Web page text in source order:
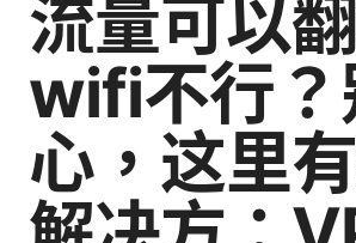
流量可以
wifi不行？
心，这里